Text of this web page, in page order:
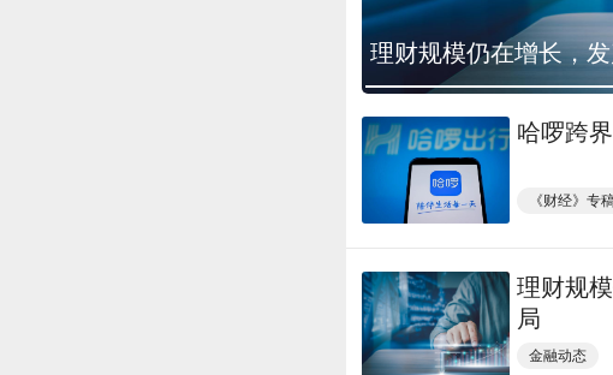
理财规模仍在增长，
哈啰跨
《财经》专
理财规
局
金融动态